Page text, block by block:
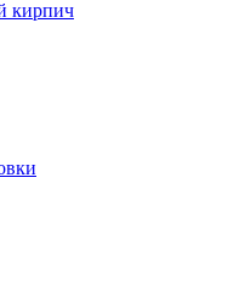
кирпич